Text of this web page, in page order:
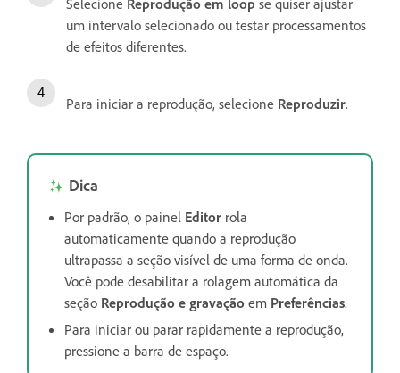
um intervalo selecionado ou testar processamentos
de efeitos diferentes.
Para iniciar a reprodução, selecione Reproduzir.
Dica
Por padrão, o painel Editor rola
automaticamente quando a reprodução
ultrapassa a seção visível de uma forma de onda.
Você pode desabilitar a rolagem automática da
seção Reprodução e gravação em Preferências.
Para iniciar ou parar rapidamente a reprodução,
pressione a barra de espaço.